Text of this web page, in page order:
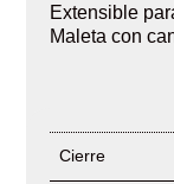
Extensible
Maleta con
Cierre